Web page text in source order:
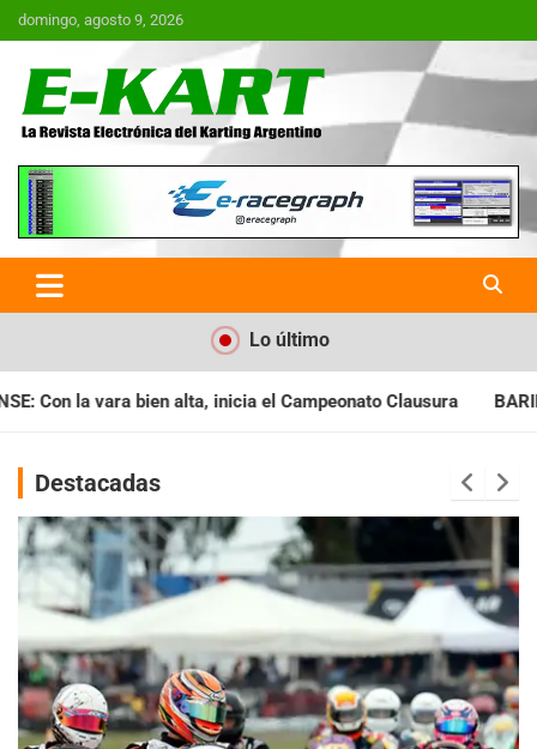
Saltar
al
domingo, agosto 9, 2026
E-Kart.com.ar | La Revista
Electrónica del Karting en
Argentina
Lo último
el Campeonato Clausura BARILOCHENSE: Preparan una
Destacadas